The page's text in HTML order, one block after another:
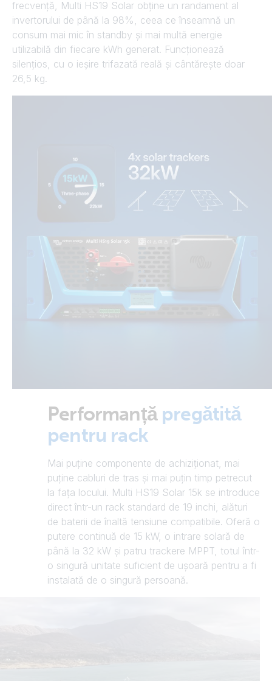
frecvență, Multi HS19 Solar obține un randament al
invertorului de până la 98%, ceea ce înseamnă un
consum mai mic în standby și mai multă energie
utilizabilă din fiecare kWh generat. Funcționează
silențios, cu o ieșire trifazată reală și cântărește doar
26,5 kg.
Performanță pregătită
pentru rack
Mai puține componente de achiziționat, mai
puține cabluri de tras și mai puțin timp petrecut
la fața locului. Multi HS19 Solar 15k se introduce
direct într-un rack standard de 19 inchi, alături
de baterii de înaltă tensiune compatibile. Oferă o
putere continuă de 15 kW, o intrare solară de
până la 32 kW și patru trackere MPPT, totul într-
o singură unitate suficient de ușoară pentru a fi
instalată de o singură persoană.